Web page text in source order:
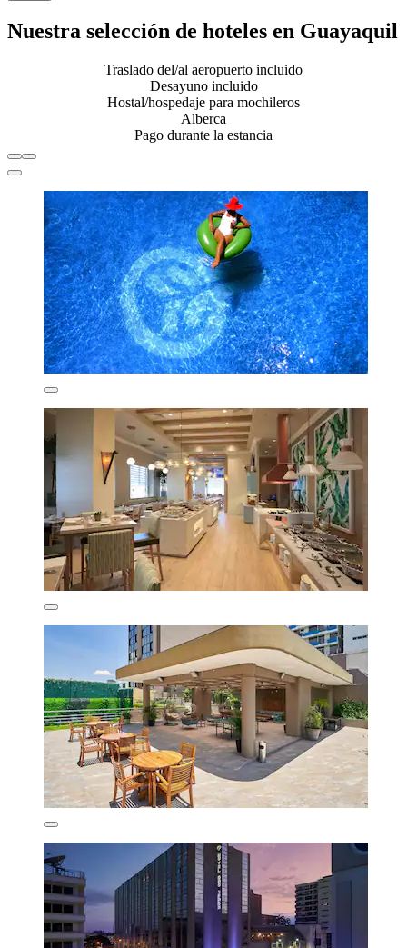
Nuestra selección de hoteles en Guayaquil
Traslado del/al aeropuerto incluido
Desayuno incluido
Hostal/hospedaje para mochileros
Alberca
Pago durante la estancia